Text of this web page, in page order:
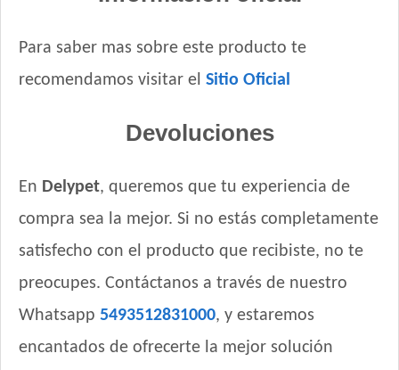
Para saber mas sobre este producto te
recomendamos visitar el Sitio Oficial
Devoluciones
En Delypet, queremos que tu experiencia de
compra sea la mejor. Si no estás completamente
satisfecho con el producto que recibiste, no te
preocupes. Contáctanos a través de nuestro
Whatsapp 5493512831000, y estaremos
encantados de ofrecerte la mejor solución